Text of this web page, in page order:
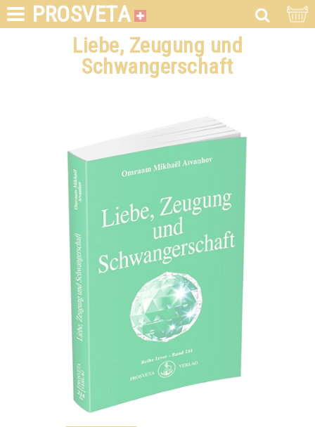
PROSVETA
Liebe, Zeugung und
Schwangerschaft